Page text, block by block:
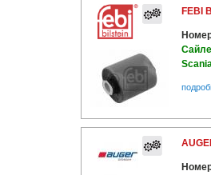
FEBI